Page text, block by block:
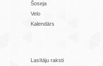
Šoseja
Velo
Kalendārs
Lasītāju raksti